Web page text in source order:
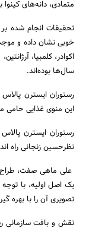
متمادی، دانه‌های
تحقیقات انجام شده
خوبی نشان داده و
اکوادر، کلمبیا،
سال‌ها بوده‌اند.
رستوران ایسترن
این منوی غذایی
رستوران ایسترن
نظرحسین زنجانی راه
علی ماهی صفت، طراح
یک اصل اولیه، با توجه
تصویری آن را با بهره
نقش و بافت سازمانی